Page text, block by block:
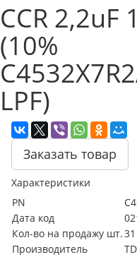
CCR 2,2uF
(10%
LPF)
Заказать товар
Характеристики
PN
Дата код
Кол-во на продажу шт.31
Производитель